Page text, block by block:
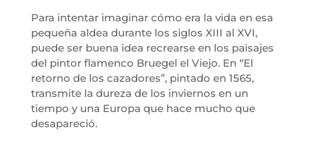
Para intentar imaginar cómo era la vida en esa
pequeña aldea durante los siglos XIII al XVI,
puede ser buena idea recrearse en los paisajes
del pintor flamenco Bruegel el Viejo. En “El
retorno de los cazadores”, pintado en 1565,
transmite la dureza de los inviernos en un
tiempo y una Europa que hace mucho que
desapareció.